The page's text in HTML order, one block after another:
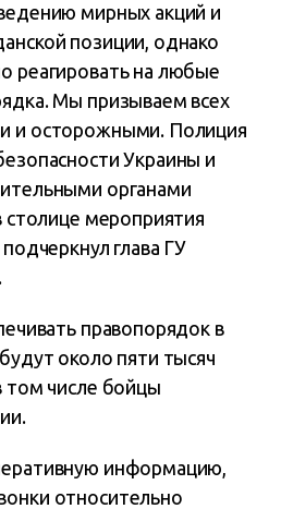
мирных акций и
позиции, однако
реагировать на любые
Мы призываем всех
и осторожными. Полиция
Украины и
органами
столице мероприятия
глава ГУ
правопорядок в
около пяти тысяч
том числе бойцы
информацию,
относительно